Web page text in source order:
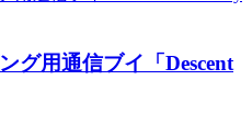
グ用通信ブイ「Descent